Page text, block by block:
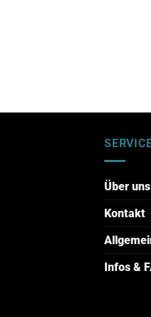
Über uns
Kontakt
Infos &